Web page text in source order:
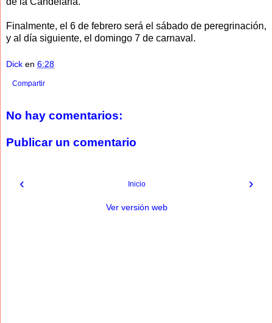
Finalmente, el 6 de febrero será el sábado de peregrinación,
y al día siguiente, el domingo 7 de carnaval.
Dick en 6:28
Compartir
No hay comentarios:
Publicar un comentario
‹ ›
Inicio
Ver versión web